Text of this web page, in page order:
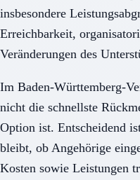
insbesondere
Erreichbarkeit,
Veränderungen des
Im Baden-Württemberg-
nicht die schnellste
Option ist. Entscheidend
bleibt, ob Angehörige
Kosten sowie Leistungen